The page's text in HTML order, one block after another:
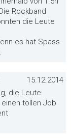
Rockband
die Leute
es hat Spass
15.12.2014
die Leute
tollen Job